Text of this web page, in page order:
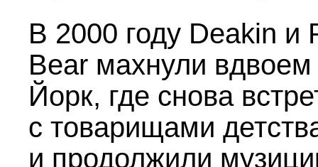
В 2000 году Deakin и
Bear махнули
Йорк, где снова
с товарищами
и продолжили